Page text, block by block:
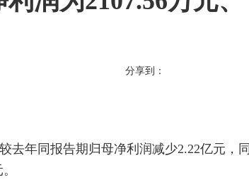
分享到：
去年同报告期归母净利润减少2.22亿元，同